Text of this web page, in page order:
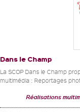
Dans le Champ
La SCOP Dans le Champ
multimédia : Reportages
Réalisations